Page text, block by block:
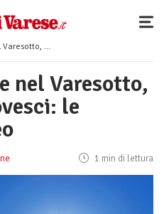
le previsioni meteo
nel Varesotto,
le
1 min di lettura